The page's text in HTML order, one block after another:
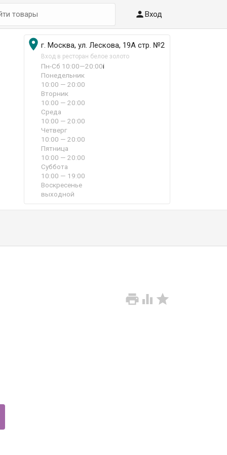
Вход
 г. Москва, ул. Лескова, 19А стр. №2
Вход в ресторан белое золото
Пн-Сб 10:00—20:00i
Понедельник
10:00 — 20:00
Вторник
10:00 — 20:00
Среда
10:00 — 20:00
Четверг
10:00 — 20:00
Пятница
10:00 — 20:00
Суббота
10:00 — 19:00
Воскресенье
выходной
  